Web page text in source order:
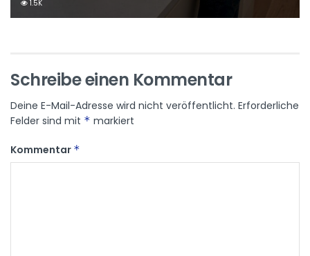
1.5K
Schreibe einen Kommentar
Deine E-Mail-Adresse wird nicht veröffentlicht. Erforderliche
Felder sind mit * markiert
Kommentar *